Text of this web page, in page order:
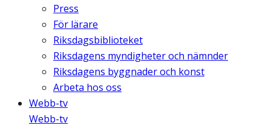
Press
För lärare
Riksdagsbiblioteket
Riksdagens myndigheter och nämnder
Riksdagens byggnader och konst
Arbeta hos oss
Webb-tv
Webb-tv